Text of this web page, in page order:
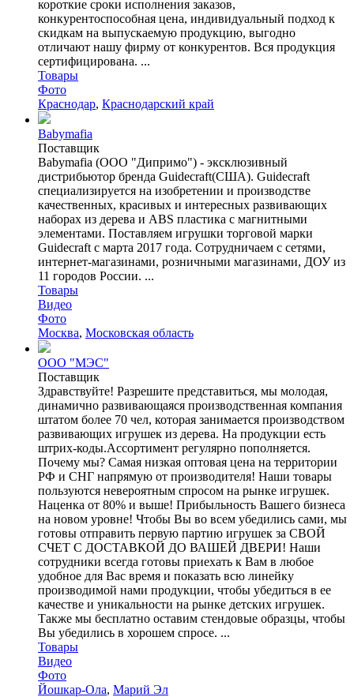
короткие сроки исполнения заказов,
конкурентоспособная цена, индивидуальный подход к
скидкам на выпускаемую продукцию, выгодно
отличают нашу фирму от конкурентов. Вся продукция
сертифицирована. ...
Товары
Фото
Краснодар, Краснодарский край
Babymafia
Поставщик
Babymafia (ООО "Дипримо") - эксклюзивный
дистрибьютор бренда Guidecraft(CША). Guidecraft
специализируется на изобретении и производстве
качественных, красивых и интересных развивающих
наборах из дерева и ABS пластика с магнитными
элементами. Поставляем игрушки торговой марки
Guidecraft с марта 2017 года. Сотрудничаем с сетями,
интернет-магазинами, розничными магазинами, ДОУ из
11 городов России. ...
Товары
Видео
Фото
Москва, Московская область
ООО "МЭС"
Поставщик
Здравствуйте! Разрешите представиться, мы молодая,
динамично развивающаяся производственная компания
штатом более 70 чел, которая занимается производством
развивающих игрушек из дерева. На продукции есть
штрих-коды.Ассортимент регулярно пополняется.
Почему мы? Самая низкая оптовая цена на территории
РФ и СНГ напрямую от производителя! Наши товары
пользуются невероятным спросом на рынке игрушек.
Наценка от 80% и выше! Прибыльность Вашего бизнеса
на новом уровне! Чтобы Вы во всем убедились сами, мы
готовы отправить первую партию игрушек за СВОЙ
СЧЕТ С ДОСТАВКОЙ ДО ВАШЕЙ ДВЕРИ! Наши
сотрудники всегда готовы приехать к Вам в любое
удобное для Вас время и показать всю линейку
производимой нами продукции, чтобы убедиться в ее
качестве и уникальности на рынке детских игрушек.
Также мы бесплатно оставим стендовые образцы, чтобы
Вы убедились в хорошем спросе. ...
Товары
Видео
Фото
Йошкар-Ола, Марий Эл